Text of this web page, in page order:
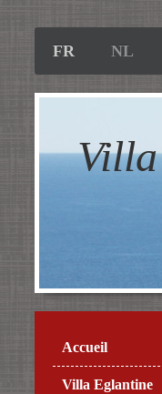
FR NL
Accueil
Villa Eglantine